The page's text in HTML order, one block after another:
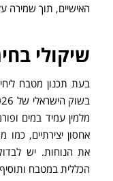
האישיים, תוך שמירה
שיקולי
בעת תכנון מטבח
מלמין עמיד במים
אחסון יצירתיים, כמו
את הנוחות. יש
הכללית במטבח